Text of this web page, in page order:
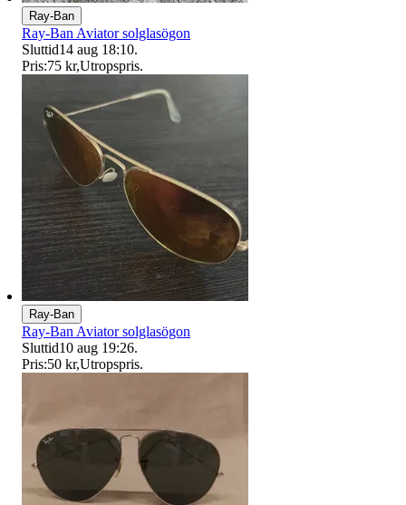
Ray-Ban
Ray-Ban Aviator solglasögon
Sluttid14 aug 18:10.
Pris:75 kr,Utropspris.
Ray-Ban
Ray-Ban Aviator solglasögon
Sluttid10 aug 19:26.
Pris:50 kr,Utropspris.